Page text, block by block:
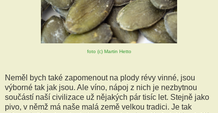
foto (c) Martin Hetto
Neměl bych také zapomenout na plody révy vinné, jsou
výborné tak jak jsou. Ale víno, nápoj z nich je nezbytnou
součástí naší civilizace už nějakých pár tisíc let. Stejně jako
pivo, v němž má naše malá země velkou tradici. Je tak